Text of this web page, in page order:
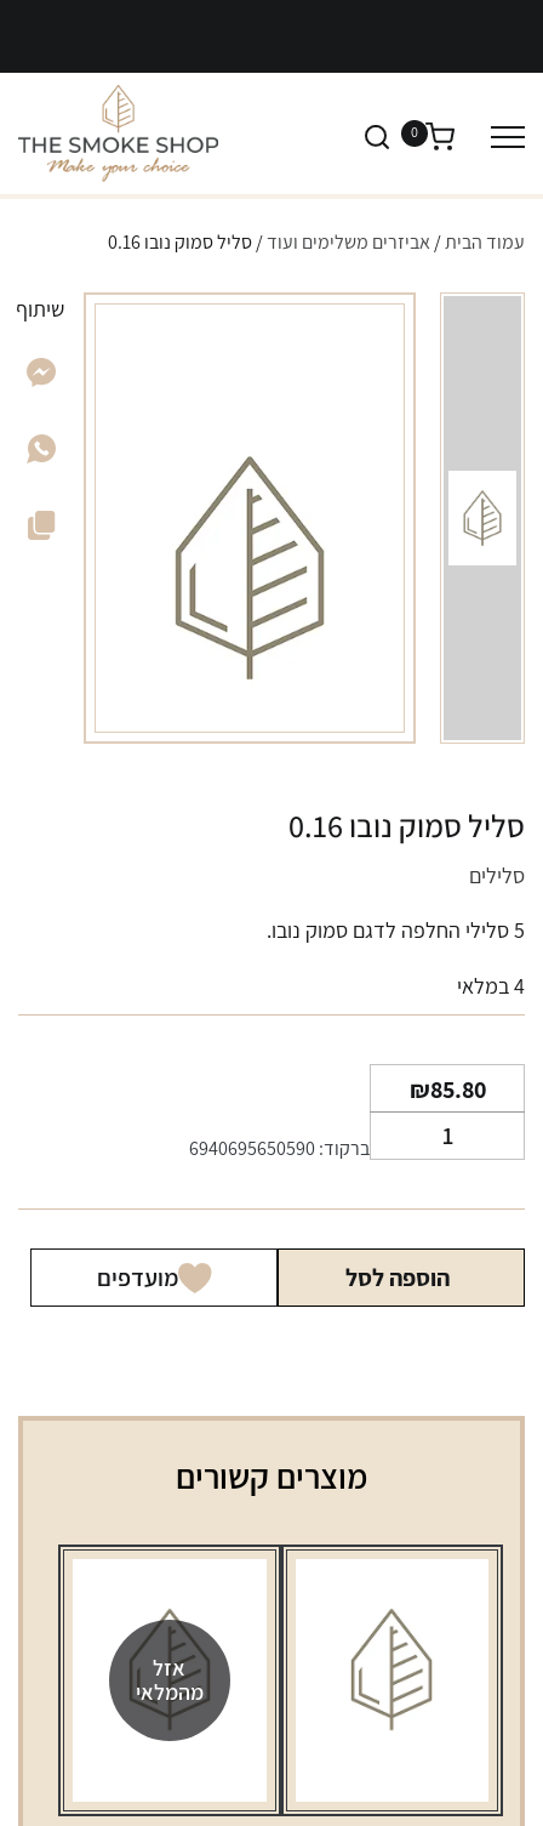
0
עמוד הבית/ אביזרים משלימים ועוד/ סליל סמוק נובו 0.16
סליל סמוק נובו 0.16
סלילים
5 סלילי החלפה לדגם סמוק נובו.
4 במלאי
₪85.80
של
ברקוד: 6940695650590
הוספה לסל מועדפים
שיתוף
מוצרים קשורים
אזל
מהמלאי